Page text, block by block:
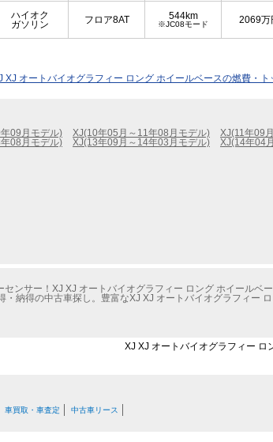
ハイオク
ガソリン
フロア8AT 544km
※JC08モード 2069万
XJ オートバイオグラフィー ロング ホイールベースの燃費・ト
09月モデル) XJ(10年05月～11年08月モデル) XJ(11年09
08月モデル) XJ(13年09月～14年03月モデル) XJ(14年04
ンサー！XJ XJ オートバイオグラフィー ロング ホイールベー
納得の中古車探し。豊富なXJ XJ オートバイオグラフィー
XJ XJ オートバイオグラフィー ロ
車買取・車査定 中古車リース